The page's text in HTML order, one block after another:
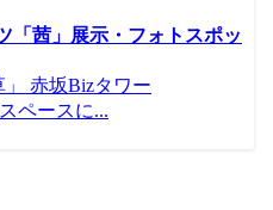
「茜」展示・フォトスポッ
」 赤坂Bizタワー
ペースに...